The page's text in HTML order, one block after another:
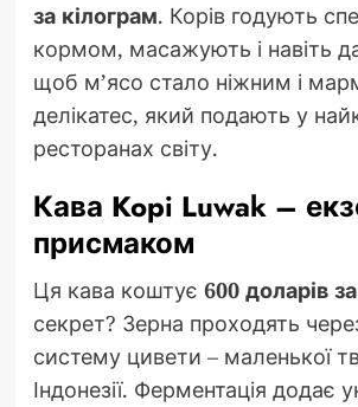
за кілограм. Корів годують
кормом, масажують і навіть
щоб м’ясо стало ніжним і
делікатес, який подають у
ресторанах світу.
Кава Kopi Luwak –
присмаком
Ця кава коштує 600 доларів
секрет? Зерна проходять
систему цивети – маленької
Індонезії. Ферментація додає